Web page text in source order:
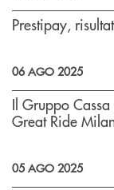
Prestipay,
06 AGO 2025
Il Gruppo
Great Ride
05 AGO 2025